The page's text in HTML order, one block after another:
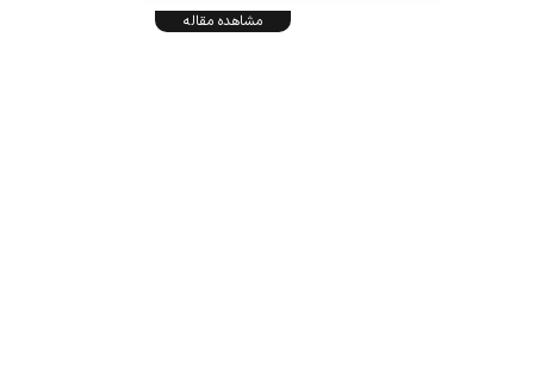
مشاهده مقاله